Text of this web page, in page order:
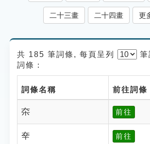
貓頭鷹博士
二十三畫 二十四畫 更
共 185 筆詞條, 每頁呈列 筆
詞條：
詞條名稱 前往詞條
㚓 前往
㚔 前往